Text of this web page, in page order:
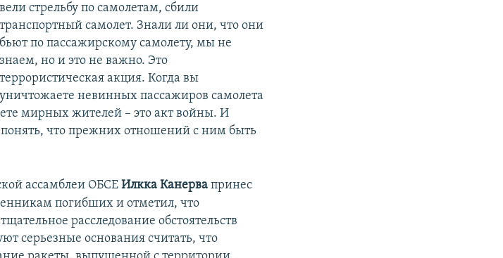
вели стрельбу по самолетам, сбили
транспортный самолет. Знали ли они, что они
бьют по пассажирскому самолету, мы не
знаем, но и это не важно. Это
террористическая акция. Когда вы
уничтожаете невинных пассажиров самолета
мирных жителей – это акт войны. И
что прежних отношений с ним быть
ассамблеи ОБСЕ Илкка Канервапринес
погибших и отметил, что
расследование обстоятельств
серьезные основания считать, что